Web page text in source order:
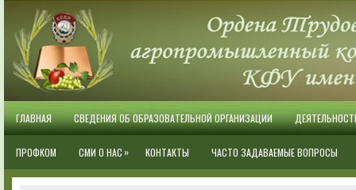
ГЛАВНАЯ СВЕДЕНИЯ ОБ ОБРАЗОВАТЕЛЬНОЙ ОРГАНИЗАЦИИ
ПРОФКОМ СМИ О НАС » КОНТАКТЫ ЧАСТО ЗАДАВАЕМЫЕ ВОПРОСЫ